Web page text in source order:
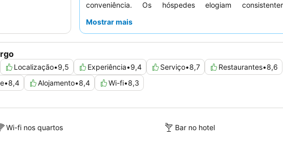
conveniência. Os hóspedes elogiam
almoço continental. Para uma experiência mais tranquila,
Mostrar mais
Localização•9,5 Experiência•9,4 Serviço•8,7 Restaurantes•8,6
•8,4 Alojamento•8,4 Wi-fi•8,3
Wi-fi nos quartos
Bar no hotel